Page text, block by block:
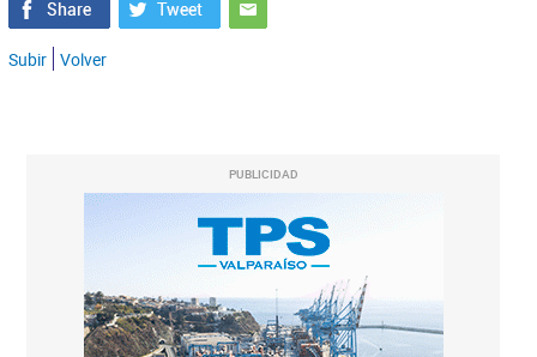
Subir Volver
PUBLICIDAD